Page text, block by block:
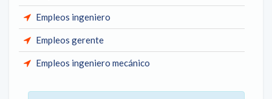
Empleos ingeniero
Empleos gerente
Empleos ingeniero mecánico